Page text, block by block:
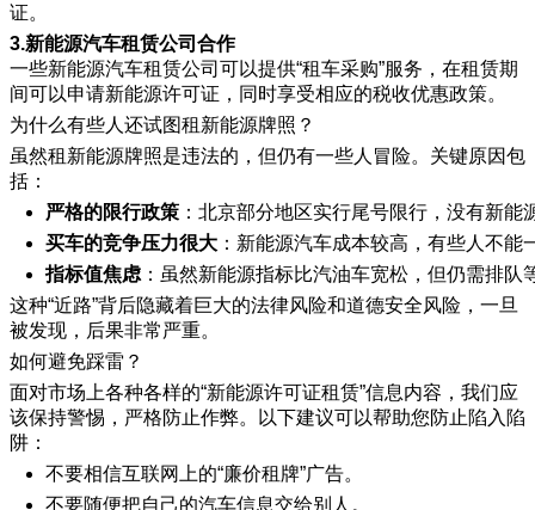
证。
3.新能源汽车租赁公司合作
一些新能源汽车租赁公司可以提供“租车采购”服务，在租赁期
间可以申请新能源许可证，同时享受相应的税收优惠政策。
为什么有些人还试图租新能源牌照？
虽然租新能源牌照是违法的，但仍有一些人冒险。关键原因包
括：
严格的限行政策 ：北京部分地区实行尾号限行，没有新能
买车的竞争压力很大 ：新能源汽车成本较高，有些人不能
指标值焦虑 ：虽然新能源指标比汽油车宽松，但仍需排队
这种“近路”背后隐藏着巨大的法律风险和道德安全风险，一旦
被发现，后果非常严重。
如何避免踩雷？
面对市场上各种各样的“新能源许可证租赁”信息内容，我们应
该保持警惕，严格防止作弊。以下建议可以帮助您防止陷入陷
阱：
不要相信互联网上的“廉价租牌”广告。
不要随便把自己的汽车信息交给别人。